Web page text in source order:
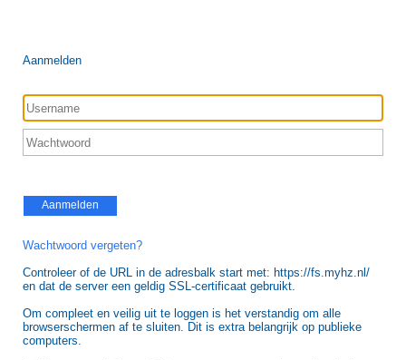
Aanmelden
Aanmelden
Wachtwoord vergeten?
Controleer of de URL in de adresbalk start met: https://fs.myhz.nl/
en dat de server een geldig SSL-certificaat gebruikt.
Om compleet en veilig uit te loggen is het verstandig om alle
browserschermen af te sluiten. Dit is extra belangrijk op publieke
computers.